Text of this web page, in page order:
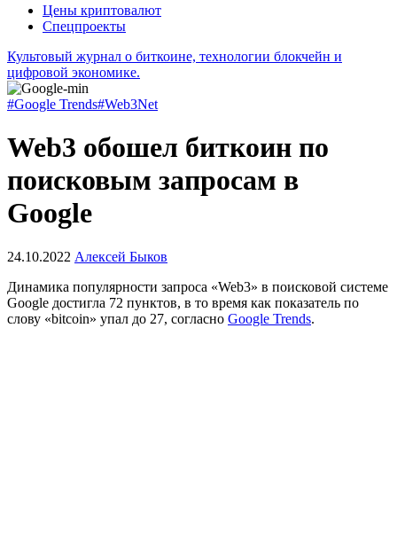
Цены криптовалют
Спецпроекты
Культовый журнал о биткоине, технологии блокчейн и
цифровой экономике.
#Google Trends#Web3Net
Web3 обошел биткоин по
поисковым запросам в
Google
24.10.2022 Алексей Быков
Динамика популярности запроса «Web3» в поисковой системе
Google достигла 72 пунктов, в то время как показатель по
слову «bitcoin» упал до 27, согласно Google Trends.